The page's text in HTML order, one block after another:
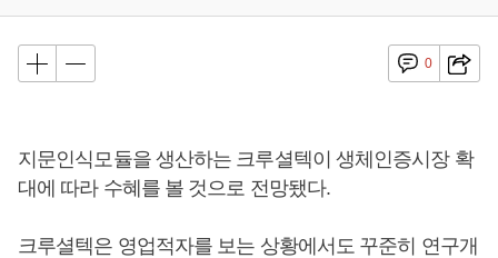
0
지문인식모듈을 생산하는 크루셜텍이 생체인증시장 확
대에 따라 수혜를 볼 것으로 전망됐다.
크루셜텍은 영업적자를 보는 상황에서도 꾸준히 연구개